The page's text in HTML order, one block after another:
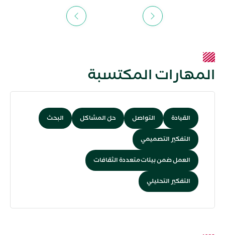
Previous
Next
المهارات المكتسبة
القيادة التواصل حلّ المشاكل البحث
التفكير التصميمي
العمل ضمن بيئات متعددة الثقافات
التفكير التحليلي